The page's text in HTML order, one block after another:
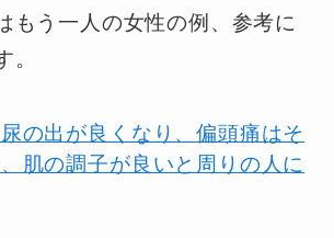
もう一人の女性の例、参考に
。
の出が良くなり、偏頭痛はそ
肌の調子が良いと周りの人に